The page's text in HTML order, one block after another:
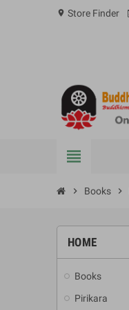
location_on Store Finder
view_headline
chevron_right Books chevron_right
HOME
Books
Pirikara